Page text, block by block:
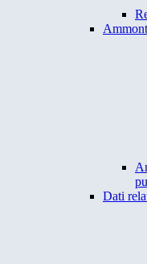
Dati